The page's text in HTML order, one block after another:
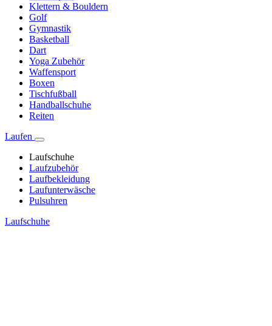
Klettern & Bouldern
Golf
Gymnastik
Basketball
Dart
Yoga Zubehör
Waffensport
Boxen
Tischfußball
Handballschuhe
Reiten
Laufen
Laufschuhe
Laufzubehör
Laufbekleidung
Laufunterwäsche
Pulsuhren
Laufschuhe